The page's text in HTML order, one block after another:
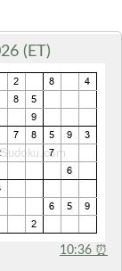
(ET)
10:36 ⏰